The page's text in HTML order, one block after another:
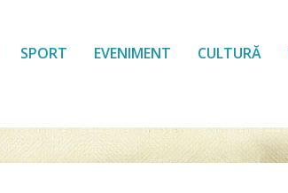
SPORT EVENIMENT CULTURĂ